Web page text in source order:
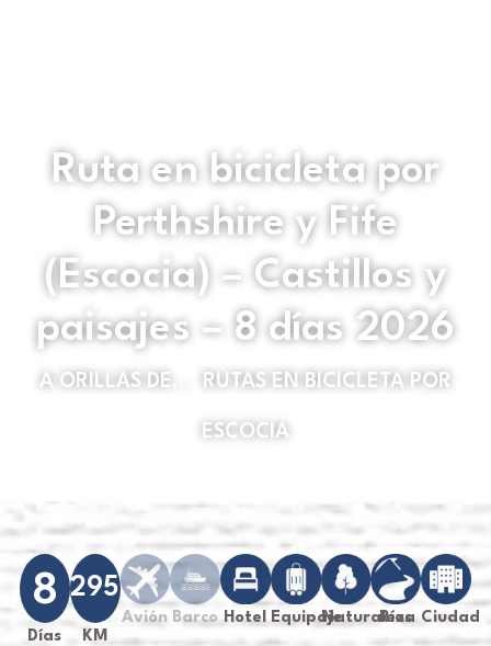
Ruta en bicicleta por
Perthshire y Fife
(Escocia) – Castillos y
paisajes – 8 días 2026
A ORILLAS DE... RUTAS EN BICICLETA POR
ESCOCIA
8
Días
295
KM
Avión Barco Hotel EquipajeNaturaleza
Ríos Ciudad